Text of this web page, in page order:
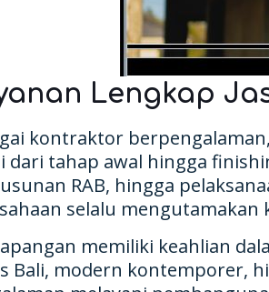
Lengkap
kontraktor berpengalaman,
dari tahap awal hingga
RAB, hingga
selalu
memiliki keahlian
Bali, modern kontemporer,